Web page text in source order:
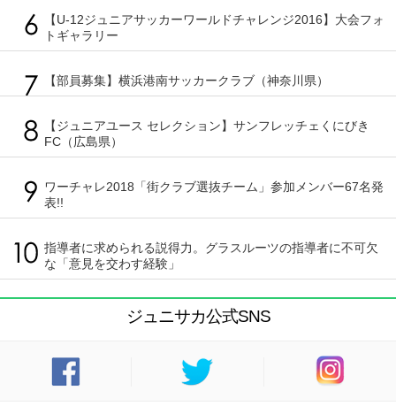
【U-12ジュニアサッカーワールドチャレンジ2016】大会フォ
トギャラリー
【部員募集】横浜港南サッカークラブ（神奈川県）
【ジュニアユース セレクション】サンフレッチェくにびき
FC（広島県）
ワーチャレ2018「街クラブ選抜チーム」参加メンバー67名発
表!!
指導者に求められる説得力。グラスルーツの指導者に不可欠
な「意見を交わす経験」
ジュニサカ公式SNS